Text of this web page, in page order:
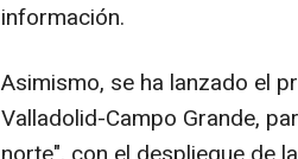
información.
Asimismo, se ha lanzado el
Valladolid-Campo Grande,